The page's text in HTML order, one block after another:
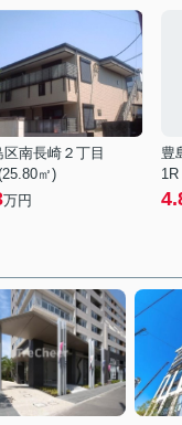
区南長崎２丁目
㎡)
万円
豊